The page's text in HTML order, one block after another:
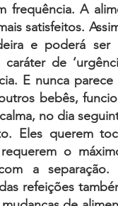
frequência. A
satisfeitos.
e poderá ser
de
E nunca
bebês,
no dia
Eles querem
o
a
refeições